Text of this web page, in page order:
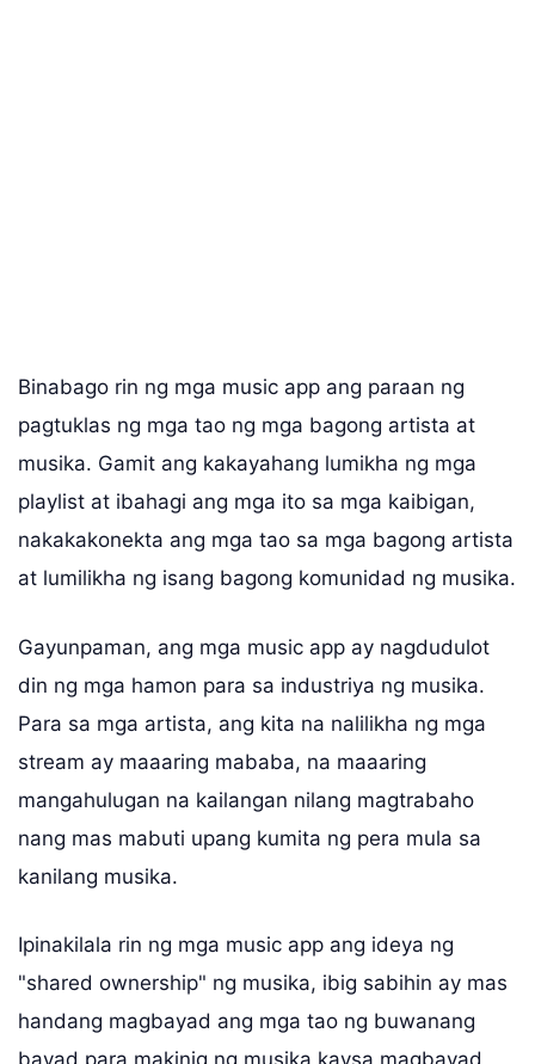
Binabago rin ng mga music app ang paraan ng
pagtuklas ng mga tao ng mga bagong artista at
musika. Gamit ang kakayahang lumikha ng mga
playlist at ibahagi ang mga ito sa mga kaibigan,
nakakakonekta ang mga tao sa mga bagong artista
at lumilikha ng isang bagong komunidad ng musika.
Gayunpaman, ang mga music app ay nagdudulot
din ng mga hamon para sa industriya ng musika.
Para sa mga artista, ang kita na nalilikha ng mga
stream ay maaaring mababa, na maaaring
mangahulugan na kailangan nilang magtrabaho
nang mas mabuti upang kumita ng pera mula sa
kanilang musika.
Ipinakilala rin ng mga music app ang ideya ng
"shared ownership" ng musika, ibig sabihin ay mas
handang magbayad ang mga tao ng buwanang
bayad para makinig ng musika kaysa magbayad